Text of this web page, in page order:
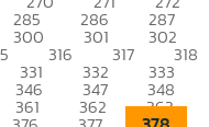
285 286 287
300 301 302
316 317 318
331 332 333
346 347 348
361 362 363